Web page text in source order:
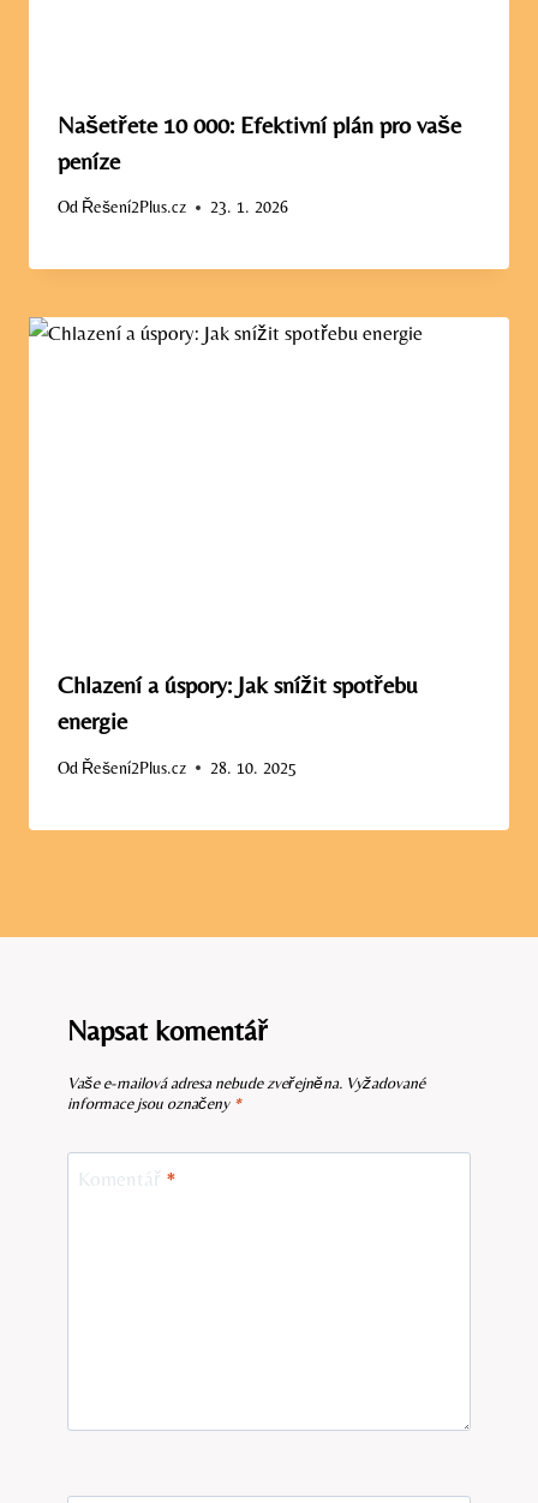
Našetřete 10 000: Efektivní plán pro vaše
peníze
Od Řešení2Plus.cz 23. 1. 2026
Chlazení a úspory: Jak snížit spotřebu
energie
Od Řešení2Plus.cz 28. 10. 2025
Napsat komentář
Vaše e-mailová adresa nebude zveřejněna. Vyžadované
informace jsou označeny *
Komentář *